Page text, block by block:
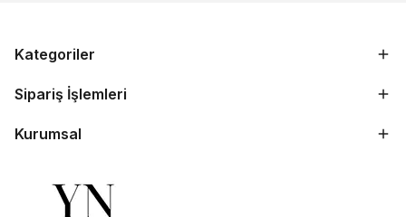
Kategoriler
Sipariş İşlemleri
Kurumsal